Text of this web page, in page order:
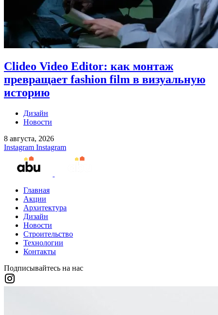
Clideo Video Editor: как монтаж
превращает fashion film в визуальную
историю
Дизайн
Новости
8 августа, 2026
Instagram Instagram
Главная
Акции
Архитектура
Дизайн
Новости
Строительство
Технологии
Контакты
Подписывайтесь на нас